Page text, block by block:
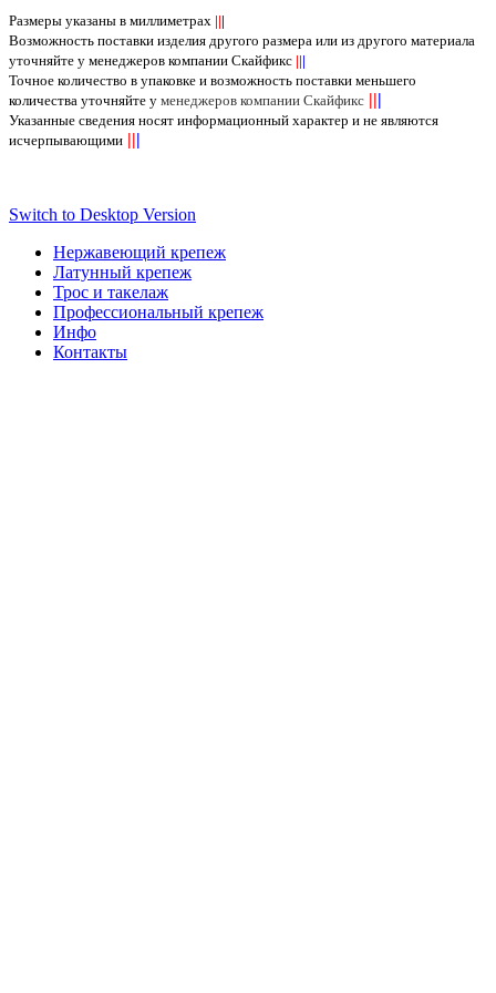
Размеры указаны в миллиметрах |||
Возможность поставки изделия другого размера или из другого материала
уточняйте у менеджеров компании Скайфикс |||
Точное количество в упаковке и возможность поставки меньшего
количества уточняйте у менеджеров компании Скайфикс |||
Указанные сведения носят информационный характер и не являются
исчерпывающими |||
Switch to Desktop Version
Нержавеющий крепеж
Латунный крепеж
Трос и такелаж
Профессиональный крепеж
Инфо
Контакты